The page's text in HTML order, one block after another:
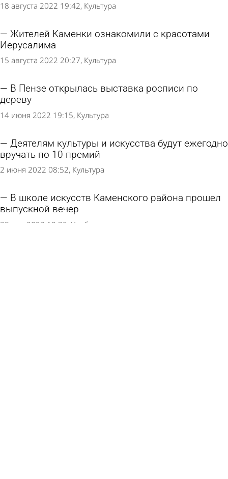
18 августа 2022 19:42 Культура
Жителей Каменки ознакомили с красотами
Иерусалима
15 августа 2022 20:27 Культура
В Пензе открылась выставка росписи по
дереву
14 июня 2022 19:15 Культура
Деятелям культуры и искусства будут ежегодно
вручать по 10 премий
2 июня 2022 08:52 Культура
В школе искусств Каменского района прошел
выпускной вечер
28 мая 2022 19:30 Учеба